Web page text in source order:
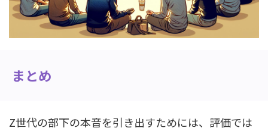
まとめ
Z世代の部下の本音を引き出すためには、評価では